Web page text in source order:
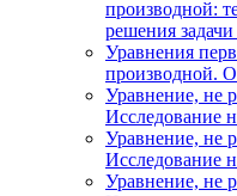
производной:
решения
Уравнения
производной.
Уравнение, не
Исследование
Уравнение, не
Исследование
Уравнение, не